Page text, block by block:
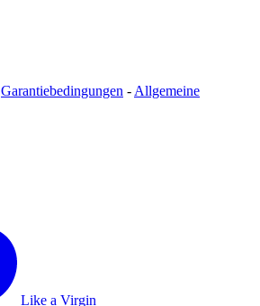
Garantiebedingungen - Allgemeine
Like a Virgin